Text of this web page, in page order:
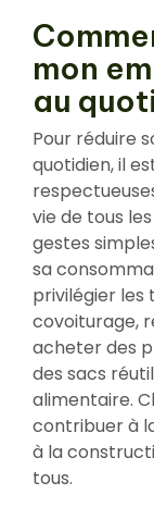
mon
au
Pour réduire
quotidien, il
vie de tous
gestes
sa
privilégier les
covoiturage,
acheter des
des sacs
alimentaire.
contribuer à
à la
tous.